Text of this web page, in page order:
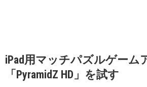
iPad用マッチパズルゲーム
「PyramidZ HD」を試す